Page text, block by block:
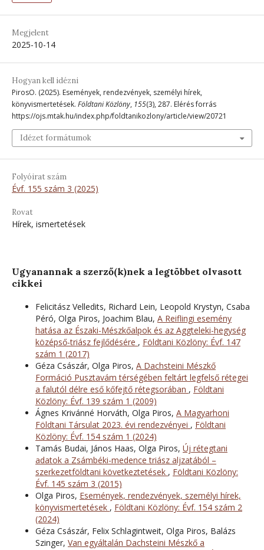
Megjelent
2025-10-14
Hogyan kell idézni
PirosO. (2025). Események, rendezvények, személyi hírek,
könyvismertetések. Földtani Közlöny, 155(3), 287. Elérés forrás
https://ojs.mtak.hu/index.php/foldtanikozlony/article/view/20721
Idézet formátumok
Folyóirat szám
Évf. 155 szám 3 (2025)
Rovat
Hírek, ismertetések
Ugyanannak a szerző(k)nek a legtöbbet olvasott
cikkei
Felicitász Velledits, Richard Lein, Leopold Krystyn, Csaba
Péró, Olga Piros, Joachim Blau, A Reiflingi esemény
hatása az Északi-Mészkőalpok és az Aggteleki-hegység
középső-triász fejlődésére , Földtani Közlöny: Évf. 147
szám 1 (2017)
Géza Császár, Olga Piros, A Dachsteini Mészkő
Formáció Pusztavám térségében feltárt legfelső rétegei
a falutól délre eső kőfejtő rétegsorában , Földtani
Közlöny: Évf. 139 szám 1 (2009)
Ágnes Krivánné Horváth, Olga Piros, A Magyarhoni
Földtani Társulat 2023. évi rendezvényei , Földtani
Közlöny: Évf. 154 szám 1 (2024)
Tamás Budai, János Haas, Olga Piros, Új rétegtani
adatok a Zsámbéki-medence triász aljzatából –
szerkezetföldtani következtetések , Földtani Közlöny:
Évf. 145 szám 3 (2015)
Olga Piros, Események, rendezvények, személyi hírek,
könyvismertetések , Földtani Közlöny: Évf. 154 szám 2
(2024)
Géza Császár, Felix Schlagintweit, Olga Piros, Balázs
Szinger, Van egyáltalán Dachsteini Mészkő a